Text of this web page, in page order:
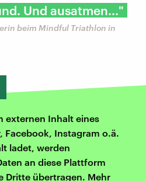
Und ausatmen..."
beim Mindful Triathlon in
externen Inhalt eines
Facebook, Instagram o.ä.
ladet, werden
an diese Plattform
Dritte übertragen. Mehr